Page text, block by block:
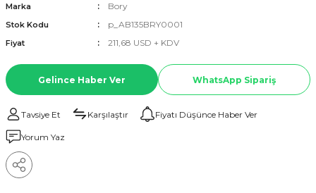
Marka Bory
Stok Kodu p_AB135BRY0001
Fiyat 211,68 USD + KDV
Gelince Haber Ver WhatsApp Sipariş
Tavsiye Et Karşılaştır Fiyatı Düşünce Haber Ver
Yorum Yaz